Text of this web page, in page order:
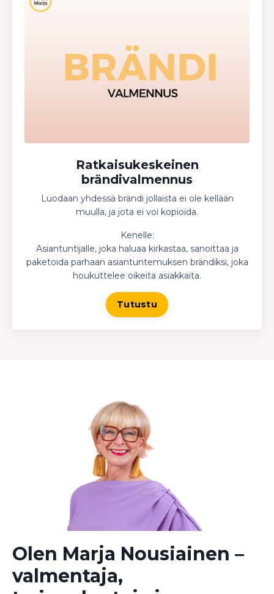
Ratkaisukeskeinen
brändivalmennus
Luodaan yhdessä brändi jollaista ei ole kellään
muulla, ja jota ei voi kopioida.
Kenelle:
Asiantuntijalle, joka haluaa kirkastaa, sanoittaa ja
paketoida parhaan asiantuntemuksen brändiksi, joka
houkuttelee oikeita asiakkaita.
Tutustu
Olen Marja Nousiainen –
valmentaja,